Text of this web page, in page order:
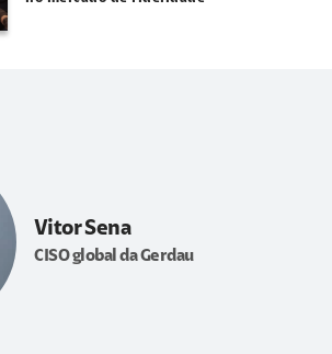
Vitor Sena
CISO global da Gerdau